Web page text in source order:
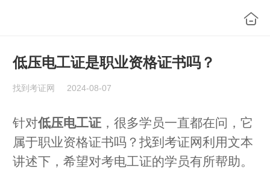
低压电工证是职业资格证书吗？
找到考证网 2024-08-07
针对低压电工证 ，很多学员一直都在问，它
属于职业资格证书吗？找到考证网利用文本
讲述下，希望对考电工证的学员有所帮助。